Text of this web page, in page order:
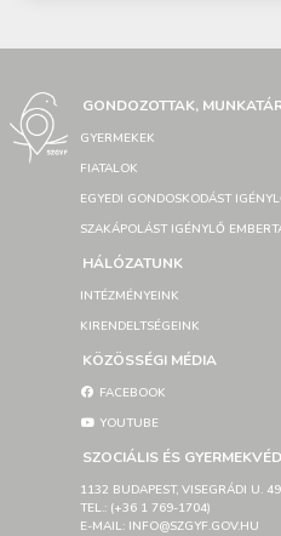
GONDOZOTTAK,
GYERMEKEK
FIATALOK
EGYEDI GONDOSKODÁST
SZAKÁPOLÁST IGÉNYLŐ
HÁLÓZATUNK
INTÉZMÉNYEINK
KIRENDELTSÉGEINK
KÖZÖSSÉGI MÉDIA
FACEBOOK
YOUTUBE
SZOCIÁLIS ÉS
1132 BUDAPEST, VISEGRÁDI U. 49
TEL.: (+36 1 769-1704)
E-MAIL: INFO@SZGYF.GOV.HU